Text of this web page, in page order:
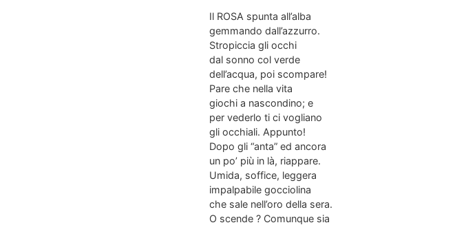
Il ROSA spunta all’alba
gemmando dall’azzurro.
Stropiccia gli occhi
dal sonno col verde
dell’acqua, poi scompare!
Pare che nella vita
giochi a nascondino; e
per vederlo ti ci vogliano
gli occhiali. Appunto!
Dopo gli “anta” ed ancora
un po’ più in là, riappare.
Umida, soffice, leggera
impalpabile gocciolina
che sale nell’oro della sera.
O scende ? Comunque sia